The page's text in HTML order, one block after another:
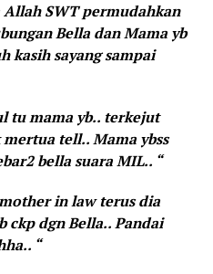
SWT permudahkan
Bella dan Mama yb
kasih sayang sampai
tu mama yb.. terkejut
tell.. Mama ybss
bella suara MIL.. “
in law terus dia
ckp dgn Bella.. Pandai
“